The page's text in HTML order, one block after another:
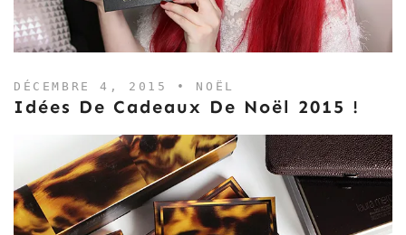
DÉCEMBRE 4, 2015 • NOËL
Idées De Cadeaux De Noël 2015 !